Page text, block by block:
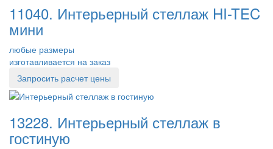
11040. Интерьерный стеллаж HI-TEC
мини
любые размеры
изготавливается на заказ
Запросить расчет цены
13228. Интерьерный стеллаж в
гостиную